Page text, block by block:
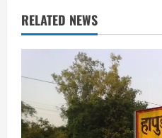
RELATED NEWS